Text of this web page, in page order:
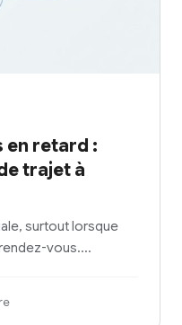
en retard :
trajet à
surtout lorsque
vous.…